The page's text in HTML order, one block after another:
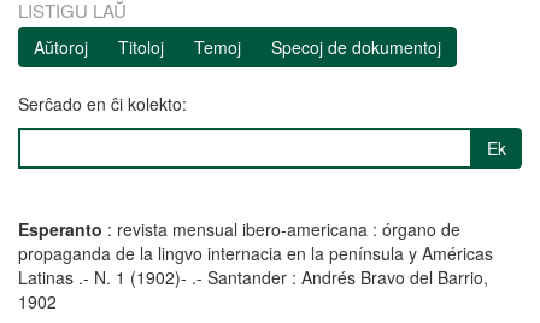
LISTIGU LAŬ
Aŭtoroj Titoloj Temoj Specoj de dokumentoj
Serĉado en ĉi kolekto:
Ek
Esperanto : revista mensual ibero-americana : órgano de
propaganda de la lingvo internacia en la península y Américas
Latinas .- N. 1 (1902)- .- Santander : Andrés Bravo del Barrio,
1902